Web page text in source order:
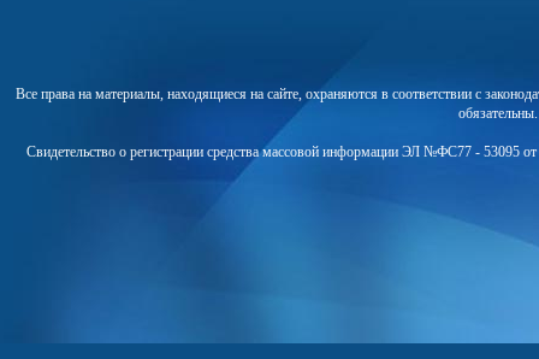
Все права на материалы, находящиеся на сайте, охраняются в соответствии с
Свидетельство о регистрации средства массовой информации ЭЛ №ФС77 - 53095